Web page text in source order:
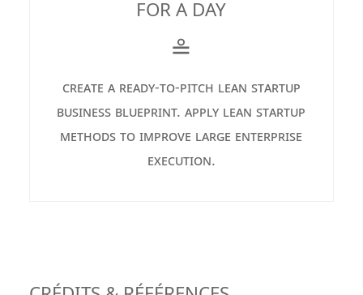
FOR A DAY
≗
create a ready-to-pitch lean startup
business blueprint. apply lean startup
methods to improve large enterprise
execution.